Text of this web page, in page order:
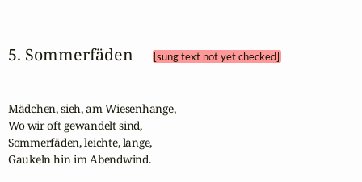
5. Sommerfäden [sung text not yet checked]
Mädchen, sieh, am Wiesenhange,
Wo wir oft gewandelt sind,
Sommerfäden, leichte, lange,
Gaukeln hin im Abendwind.